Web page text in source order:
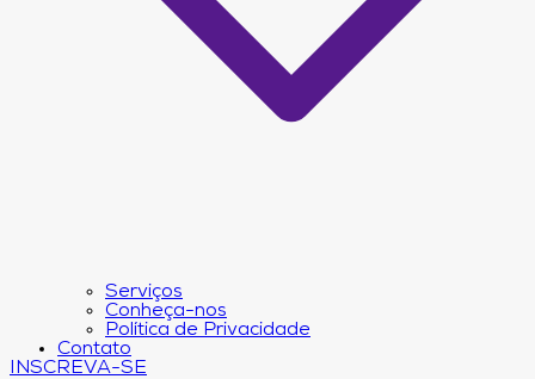
Serviços
Conheça-nos
Política de Privacidade
Contato
INSCREVA-SE